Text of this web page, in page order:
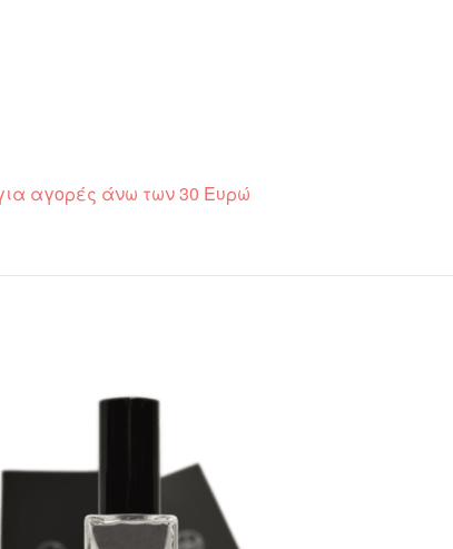
αγορές άνω των 30 Ευρώ